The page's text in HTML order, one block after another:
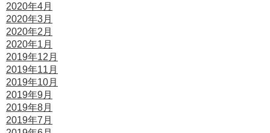
2020年4月
2020年3月
2020年2月
2020年1月
2019年12月
2019年11月
2019年10月
2019年9月
2019年8月
2019年7月